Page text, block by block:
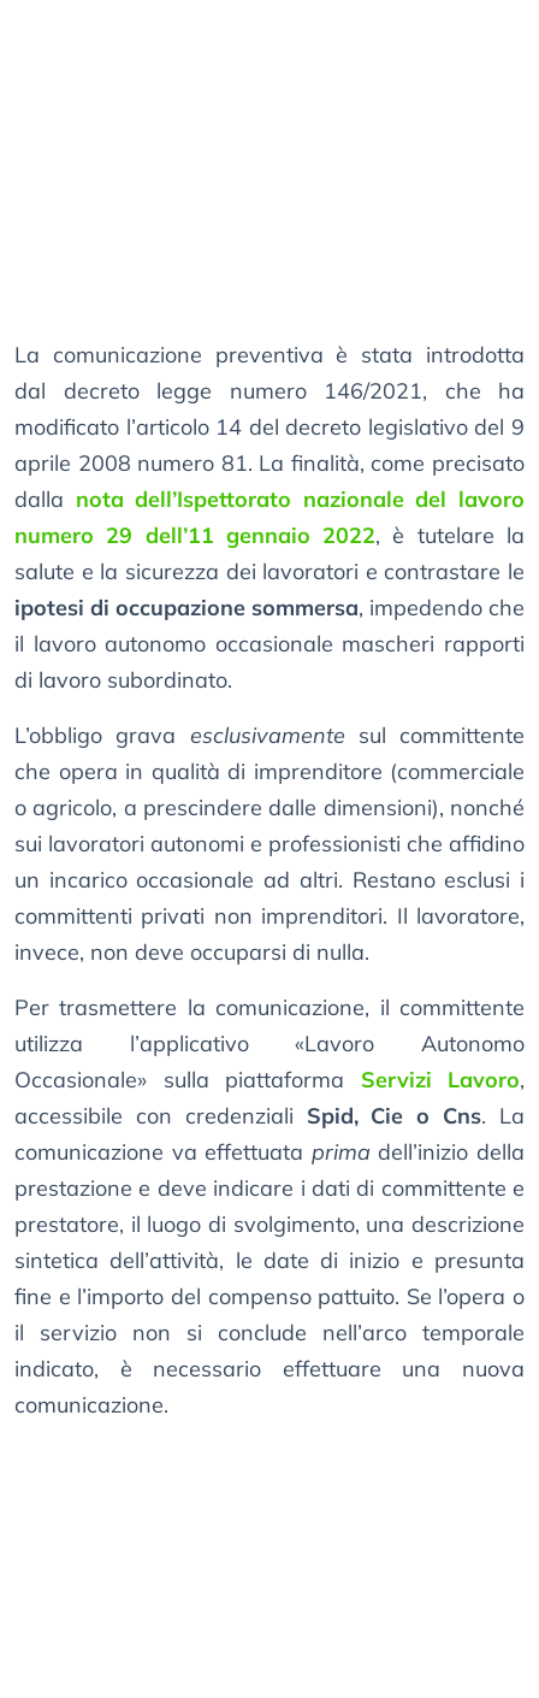
La comunicazione preventiva è stata introdotta
dal decreto legge numero 146/2021, che ha
modificato l’articolo 14 del decreto legislativo del 9
aprile 2008 numero 81. La finalità, come precisato
dalla nota dell’Ispettorato nazionale del lavoro
numero 29 dell’11 gennaio 2022, è tutelare la
salute e la sicurezza dei lavoratori e contrastare le
ipotesi di occupazione sommersa, impedendo che
il lavoro autonomo occasionale mascheri rapporti
di lavoro subordinato.
L’obbligo grava esclusivamente sul committente
che opera in qualità di imprenditore (commerciale
o agricolo, a prescindere dalle dimensioni), nonché
sui lavoratori autonomi e professionisti che affidino
un incarico occasionale ad altri. Restano esclusi i
committenti privati non imprenditori. Il lavoratore,
invece, non deve occuparsi di nulla.
Per trasmettere la comunicazione, il committente
utilizza l’applicativo «Lavoro Autonomo
Occasionale» sulla piattaforma Servizi Lavoro,
accessibile con credenziali Spid, Cie o Cns. La
comunicazione va effettuata prima dell’inizio della
prestazione e deve indicare i dati di committente e
prestatore, il luogo di svolgimento, una descrizione
sintetica dell’attività, le date di inizio e presunta
fine e l’importo del compenso pattuito. Se l’opera o
il servizio non si conclude nell’arco temporale
indicato, è necessario effettuare una nuova
comunicazione.